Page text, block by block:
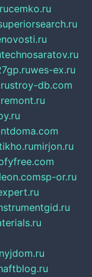
cemko.ru
technosaratov.ru
wes-ex.ru
stroy-db.com
mirjon.ru
sp-or.ru